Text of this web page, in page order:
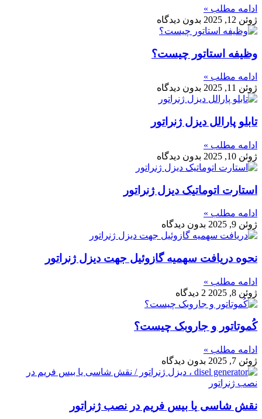
ادامه مطلب »
ژوئن 12, 2025
بدون دیدگاه
وظیفه استاتور چیست؟
ادامه مطلب »
ژوئن 11, 2025
بدون دیدگاه
تابلو پارالل دیزل ژنراتور
ادامه مطلب »
ژوئن 10, 2025
بدون دیدگاه
استارت اتوماتیک دیزل ژنراتور
ادامه مطلب »
ژوئن 9, 2025
بدون دیدگاه
نحوه دریافت سهمیه گازوئیل جهت دیزل ژنراتور
ادامه مطلب »
ژوئن 8, 2025
2 دیدگاه
کُموتاتور و جاروبک چیست؟
ادامه مطلب »
ژوئن 7, 2025
بدون دیدگاه
نقش شاسی یا بیس فریم در نصب ژنراتور